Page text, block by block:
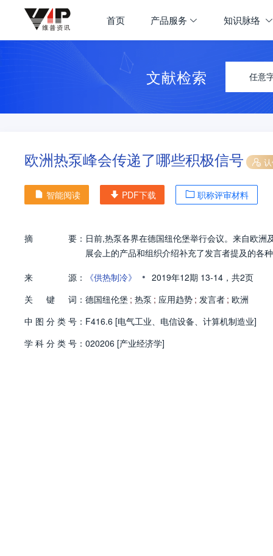
首页 产品服务 知识脉络
文献检索 任意
欧洲热泵峰会传递了哪些积极信号
智能阅读 PDF下载 职称评审材料
摘 要： 日前,热泵各界在德国纽伦堡举行会议。来自欧
展会上的产品和组织介绍补充了发言者提及的各
来
源： 《供热制冷》 • 2019年12期 13-14， 共2页
关
键 词： 德国纽伦堡 ; 热泵 ; 应用趋势 ; 发言者 ; 欧洲
中 图 分 类 号： F416.6 [电气工业、电信设备、计算机制造业]
学 科 分 类 号： 020206 [产业经济学]